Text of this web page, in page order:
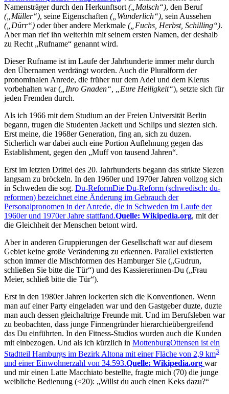
Namensträger durch den Herkunftsort ( Malsch ), den Beruf
( Müller ), seine Eigenschaften ( Wunderlich ), sein Aussehen
( Dürr ) oder über andere Merkmale ( Fuchs, Herbst, Schilling ).
Aber man rief ihn weiterhin mit seinem ersten Namen, der deshalb
zu Recht
Rufname
genannt wird.
Dieser Rufname ist im Laufe der Jahrhunderte immer mehr durch
den Übernamen verdrängt worden. Auch die Pluralform der
pronominalen Anrede, die früher nur dem Adel und dem Klerus
vorbehalten war ( Ihro Gnaden Eure Heiligkeit ), setzte sich für
jeden Fremden durch.
Als ich 1966 mit dem Studium an der Freien Universität Berlin
begann, trugen die Studenten Jackett und Schlips und siezten sich.
Erst meine, die 1968er Generation, fing an, sich zu duzen.
Sicherlich war dabei auch eine Portion Auflehnung gegen das
Establishment, gegen den
Muff von tausend Jahren .
Erst im letzten Drittel des 20. Jahrhunderts begann das strikte Siezen
langsam zu bröckeln. In den 1960er und 1970er Jahren vollzog sich
in Schweden die sog. Du-ReformDie Du-Reform (schwedisch: du-
reformen) bezeichnet eine Änderung im Gebrauch der
Personalpronomen in der Anrede, die in Schweden im Laufe der
1960er und 1970er Jahre stattfand.Quelle: Wikipedia.org, mit der
die Gleichheit der Menschen betont wird.
Aber in anderen Gruppierungen der Gesellschaft war auf diesem
Gebiet keine große Veränderung zu erkennen. Parallel existierten
schon immer die Mischformen des Hamburger Sie ( Gudrun,
schließen Sie bitte die Tür ) und des Kassiererinnen-Du ( Frau
Meier, schließ bitte die Tür ).
Erst in den 1980er Jahren lockerten sich die Konventionen. Wenn
man auf einer Party eingeladen war und den Gastgeber duzte, duzte
man auch dessen gleichaltrige Freunde mit. Und im Berufsleben war
zu beobachten, dass junge Firmengründer hierarchieübergreifend
das Du einführten. In den Fitness-Studios wurden auch die Kunden
mit einbezogen. Und als ich kürzlich in MottenburgOttensen ist ein
Stadtteil Hamburgs im Bezirk Altona mit einer Fläche von 2,9 km3
und einer Einwohnerzahl von 34.593.Quelle: Wikipedia.org war
und mir einen Latte Macchiato bestellte, fragte mich (70) die junge
weibliche Bedienung (<20):
Willst du auch einen Keks dazu?